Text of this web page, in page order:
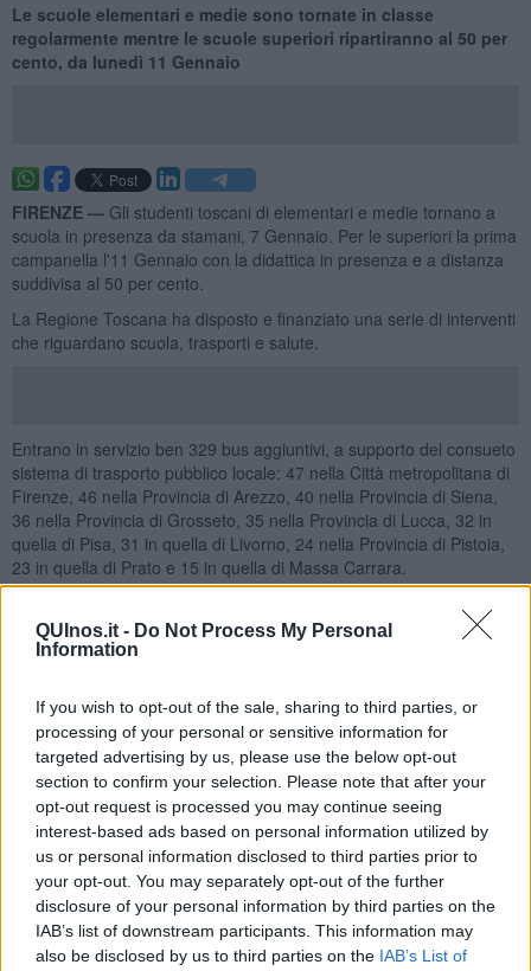
QUInos.it - Do Not Process My Personal
Information
If you wish to opt-out of the sale, sharing to third parties, or
processing of your personal or sensitive information for
targeted advertising by us, please use the below opt-out
section to confirm your selection. Please note that after your
opt-out request is processed you may continue seeing
interest-based ads based on personal information utilized by
us or personal information disclosed to third parties prior to
your opt-out. You may separately opt-out of the further
disclosure of your personal information by third parties on the
IAB’s list of downstream participants. This information may
also be disclosed by us to third parties on the IAB’s List of
Le scuole elementari e medie sono tornate in classe
regolarmente mentre le scuole superiori ripartiranno al 50 per
cento, da lunedì 11 Gennaio
FIRENZE — Gli studenti toscani di elementari e medie tornano a
scuola in presenza da stamani, 7 Gennaio. Per le superiori la prima
campanella l'11 Gennaio con la didattica in presenza e a distanza
suddivisa al 50 per cento.
La Regione Toscana ha disposto e finanziato una serie di interventi
che riguardano scuola, trasporti e salute.
Entrano in servizio ben 329 bus aggiuntivi, a supporto del consueto
sistema di trasporto pubblico locale: 47 nella Città metropolitana di
Firenze, 46 nella Provincia di Arezzo, 40 nella Provincia di Siena,
36 nella Provincia di Grosseto, 35 nella Provincia di Lucca, 32 in
quella di Pisa, 31 in quella di Livorno, 24 nella Provincia di Pistoia,
23 in quella di Prato e 15 in quella di Massa Carrara.
calche alle fermate e favorire un corretto ‘smistamento’ dei
passeggeri su tutte le corse disponibili. ‘Ti accompagno’ sarà
più tutor (guardie giurate, personale di associazioni di volontariato
o di cooperative sociali, etc, a seconda del progetto presentato
dalla singola Provincia di riferimento) presidieranno le fermate e
gestiranno il flusso degli utenti, soprattutto studenti, li informeranno
sui mezzi in arrivo, monitoreranno i flussi e gestiranno le possibili
criticità in collaborazione con le forze dell’ordine e le polizie locali.
Il progetto “Scuole sicure” prevede al fianco della Regione Toscana
anche Upi e Anci, oltre alle Asl e ad Ars (Agenzia regionale di
sanità). Secondo il progetto in presenza di un caso positivo
verranno attivate queste procedure: per il caso positivo registrato
fuori dall’ambiente scolastico dalla richiesta alla prenotazione del